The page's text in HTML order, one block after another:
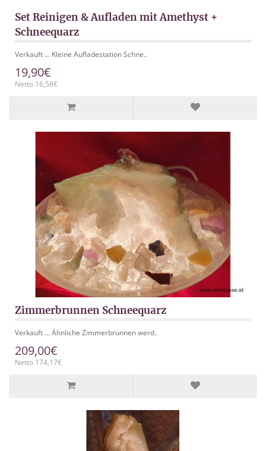
Set Reinigen & Aufladen mit Amethyst +
Schneequarz
Verkauft ... Kleine Aufladestation Schne..
19,90€
Netto 16,58€
Zimmerbrunnen Schneequarz
Verkauft ... Ähnliche Zimmerbrunnen werd..
209,00€
Netto 174,17€